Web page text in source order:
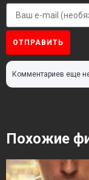
ОТПРАВИТЬ
Комментариев еще
Похожие